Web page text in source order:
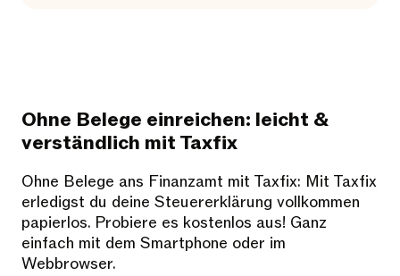
Ohne Belege einreichen: leicht &
verständlich mit Taxfix
Ohne Belege ans Finanzamt mit Taxfix: Mit Taxfix
erledigst du deine Steuererklärung vollkommen
papierlos. Probiere es kostenlos aus! Ganz
einfach mit dem Smartphone oder im
Webbrowser.